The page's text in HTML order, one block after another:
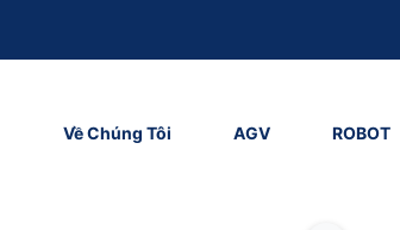
Về Chúng Tôi AGV ROBOT